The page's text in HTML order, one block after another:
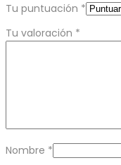
Tu puntuación *
Tu valoración *
Nombre *